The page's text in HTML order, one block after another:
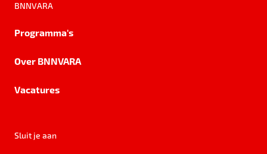
BNNVARA
Programma's
Over BNNVARA
Vacatures
Sluit je aan